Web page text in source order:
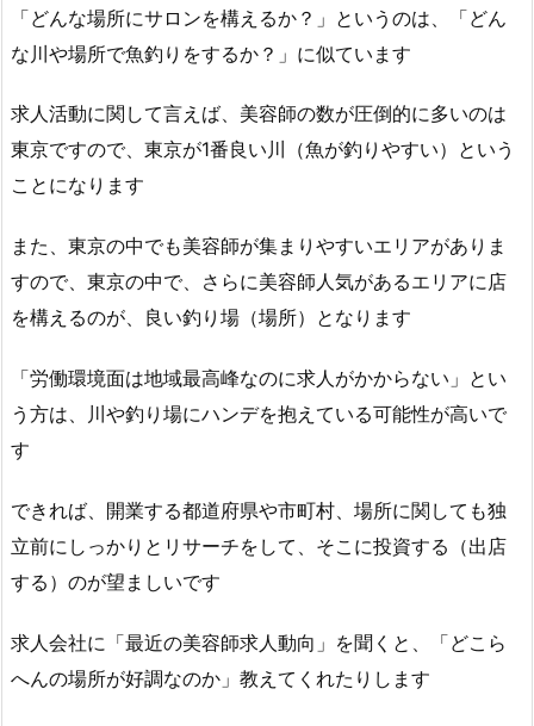
「どんな場所にサロンを構えるか？」というのは、「どん
な川や場所で魚釣りをするか？」に似ています
求人活動に関して言えば、美容師の数が圧倒的に多いのは
東京ですので、東京が1番良い川（魚が釣りやすい）という
ことになります
また、東京の中でも美容師が集まりやすいエリアがありま
すので、東京の中で、さらに美容師人気があるエリアに店
を構えるのが、良い釣り場（場所）となります
「労働環境面は地域最高峰なのに求人がかからない」とい
う方は、川や釣り場にハンデを抱えている可能性が高いで
す
できれば、開業する都道府県や市町村、場所に関しても独
立前にしっかりとリサーチをして、そこに投資する（出店
する）のが望ましいです
求人会社に「最近の美容師求人動向」を聞くと、「どこら
へんの場所が好調なのか」教えてくれたりします